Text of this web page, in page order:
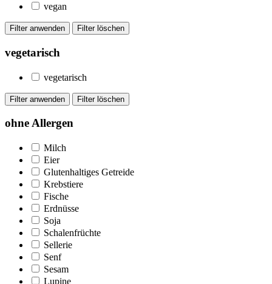
vegan
vegetarisch
vegetarisch
ohne Allergen
Milch
Eier
Glutenhaltiges Getreide
Krebstiere
Fische
Erdnüsse
Soja
Schalenfrüchte
Sellerie
Senf
Sesam
Lupine